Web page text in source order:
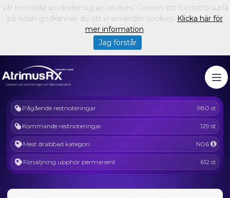
Pågående restnoteringar 980 st
Kommande restnoteringar 129 st
Mest drabbad kategori N06
Försäljning upphör permanent 612 st
Vår hemsida använder sig av cookies. Genom att fortsätta surfa
på sidan godkänner du att vi använder cookies. Klicka här för
mer information.
Jag förstår